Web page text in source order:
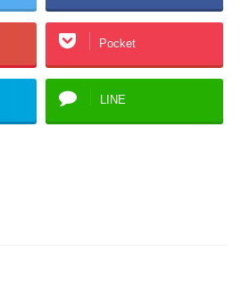
Pocket
LINE